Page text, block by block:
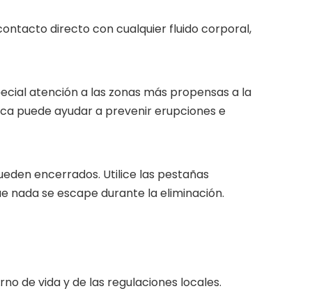
directo con cualquier fluido corporal,
atención a las zonas más propensas a la
puede ayudar a prevenir erupciones e
encerrados. Utilice las pestañas
nada se escape durante la eliminación.
de vida y de las regulaciones locales.